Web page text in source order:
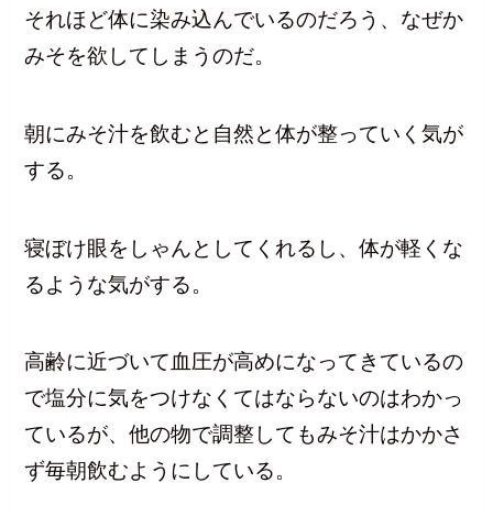
それほど体に染み込んでいるのだろう、なぜか
みそを欲してしまうのだ。
朝にみそ汁を飲むと自然と体が整っていく気が
する。
寝ぼけ眼をしゃんとしてくれるし、体が軽くな
るような気がする。
高齢に近づいて血圧が高めになってきているの
で塩分に気をつけなくてはならないのはわかっ
ているが、他の物で調整してもみそ汁はかかさ
ず毎朝飲むようにしている。